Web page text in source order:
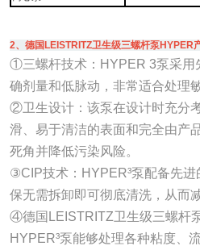
2、德国LEISTRITZ卫生级三螺杆泵HYPER
①三螺杆技术：HYPER 3泵采用
确剂量和低脉动，非常适合处理
②卫生设计：该泵在设计时充分
滑、易于清洁的表面和完全由产
死角并降低污染风险。
③CIP技术：HYPER³泵配备先
保无需拆卸即可彻底清洗，从而
④德国LEISTRITZ卫生级三螺杆
HYPER³泵能够处理各种粘度、